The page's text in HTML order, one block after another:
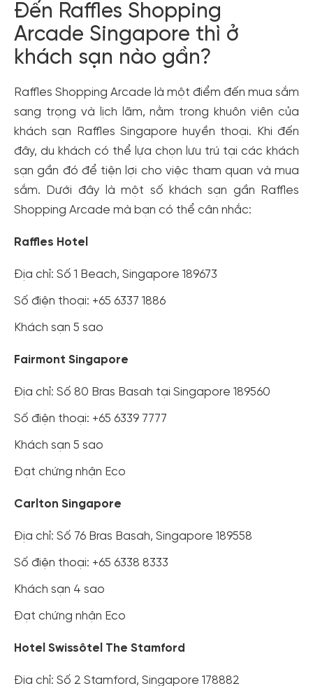
Đến Raffles Shopping
Arcade Singapore thì ở
khách sạn nào gần?
Raffles Shopping Arcade là một điểm đến mua sắm
sang trọng và lịch lãm, nằm trong khuôn viên của
khách sạn Raffles Singapore huyền thoại. Khi đến
đây, du khách có thể lựa chọn lưu trú tại các khách
sạn gần đó để tiện lợi cho việc tham quan và mua
sắm. Dưới đây là một số khách sạn gần Raffles
Shopping Arcade mà bạn có thể cân nhắc:
Raffles Hotel
Địa chỉ: Số 1 Beach, Singapore 189673
Số điện thoại: +65 6337 1886
Khách sạn 5 sao
Fairmont Singapore
Địa chỉ: Số 80 Bras Basah tại Singapore 189560
Số điện thoại: +65 6339 7777
Khách sạn 5 sao
Đạt chứng nhận Eco
Carlton Singapore
Địa chỉ: Số 76 Bras Basah, Singapore 189558
Số điện thoại: +65 6338 8333
Khách sạn 4 sao
Đạt chứng nhận Eco
Hotel Swissôtel The Stamford
Địa chỉ: Số 2 Stamford, Singapore 178882